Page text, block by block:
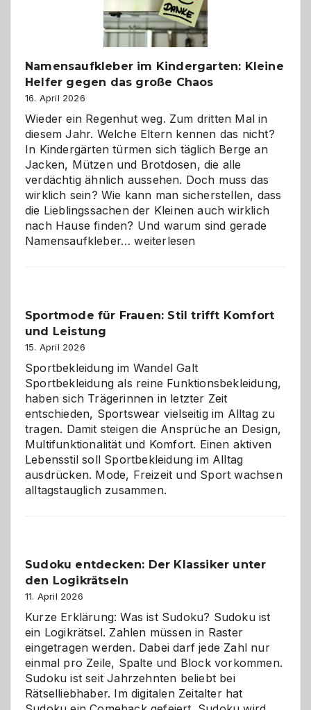
Hundepension
die
richtige
Namensaufkleber im Kindergarten: Kleine
Helfer gegen das große Chaos
16. April 2026
Wieder ein Regenhut weg. Zum dritten Mal in
diesem Jahr. Welche Eltern kennen das nicht?
In Kindergärten türmen sich täglich Berge an
Jacken, Mützen und Brotdosen, die alle
verdächtig ähnlich aussehen. Doch muss das
wirklich sein? Wie kann man sicherstellen, dass
die Lieblingssachen der Kleinen auch wirklich
nach Hause finden? Und warum sind gerade
Namensaufkleber…Namensaufkleber
gegen
Chaos
weiterlesen
Sportmode für Frauen: Stil trifft Komfort
und Leistung
15. April 2026
Sportbekleidung im Wandel Galt
Sportbekleidung als reine Funktionsbekleidung,
haben sich Trägerinnen in letzter Zeit
entschieden, Sportswear vielseitig im Alltag zu
tragen. Damit steigen die Ansprüche an Design,
Multifunktionalität und Komfort. Einen aktiven
Lebensstil soll Sportbekleidung im Alltag
ausdrücken. Mode, Freizeit und Sport wachsen
alltagstauglich zusammen.
Sudoku entdecken: Der Klassiker unter
den Logikrätseln
11. April 2026
Kurze Erklärung: Was ist Sudoku? Sudoku ist
ein Logikrätsel. Zahlen müssen in Raster
eingetragen werden. Dabei darf jede Zahl nur
einmal pro Zeile, Spalte und Block vorkommen.
Sudoku ist seit Jahrzehnten beliebt bei
Rätselliebhaber. Im digitalen Zeitalter hat